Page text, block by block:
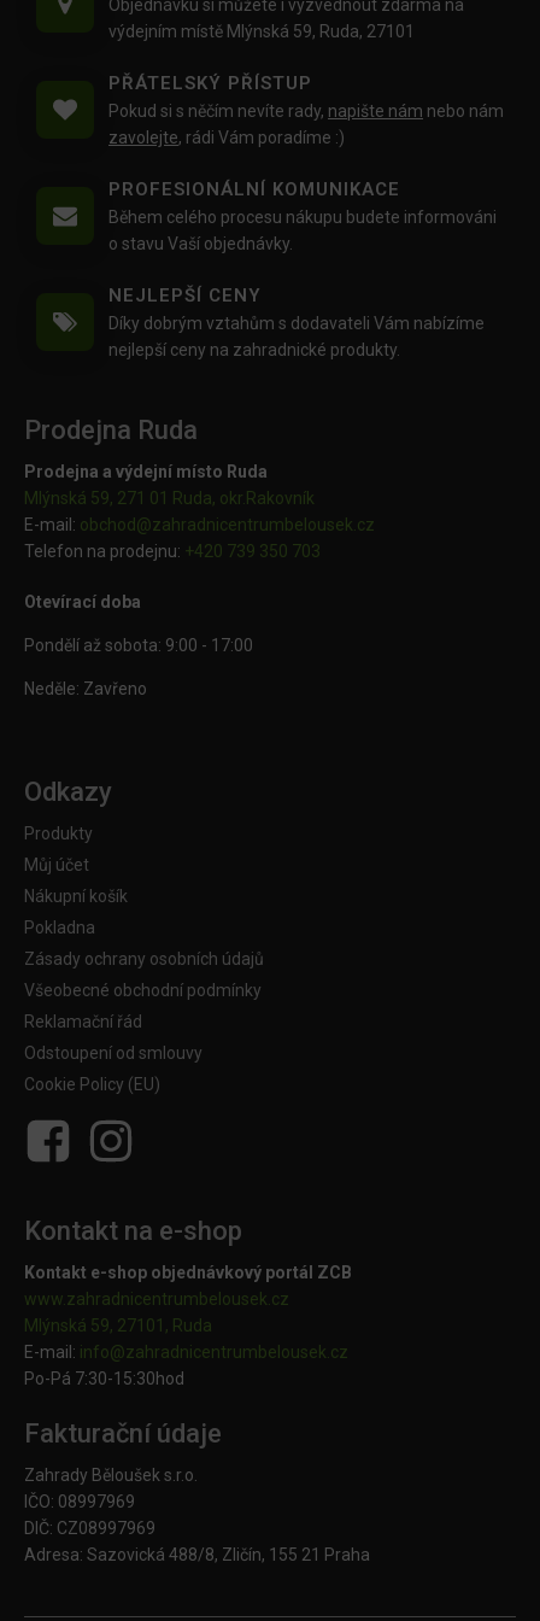
Objednávku si můžete i vyzvednout zdarma na
výdejním místě Mlýnská 59, Ruda, 27101
PŘÁTELSKÝ PŘÍSTUP
Pokud si s něčím nevíte rady, napište nám nebo nám
zavolejte, rádi Vám poradíme :)
PROFESIONÁLNÍ KOMUNIKACE
Během celého procesu nákupu budete informováni
o stavu Vaší objednávky.
NEJLEPŠÍ CENY
Díky dobrým vztahům s dodavateli Vám nabízíme
nejlepší ceny na zahradnické produkty.
Prodejna Ruda
Prodejna a výdejní místo Ruda
Mlýnská 59, 271 01 Ruda, okr.Rakovník
E-mail: obchod@zahradnicentrumbelousek.cz
Telefon na prodejnu: +420 739 350 703
Otevírací doba
Pondělí až sobota: 9:00 - 17:00
Neděle: Zavřeno
Odkazy
Produkty
Můj účet
Nákupní košík
Pokladna
Zásady ochrany osobních údajů
Všeobecné obchodní podmínky
Reklamační řád
Odstoupení od smlouvy
Cookie Policy (EU)
Kontakt na e-shop
Kontakt e-shop objednávkový portál ZCB
www.zahradnicentrumbelousek.cz
Mlýnská 59, 27101, Ruda
E-mail: info@zahradnicentrumbelousek. cz
Po-Pá 7:30-15:30hod
Fakturační údaje
Zahrady Běloušek s.r.o.
IČO: 08997969
DIČ: CZ08997969
Adresa: Sazovická 488/8, Zličín, 155 21 Praha